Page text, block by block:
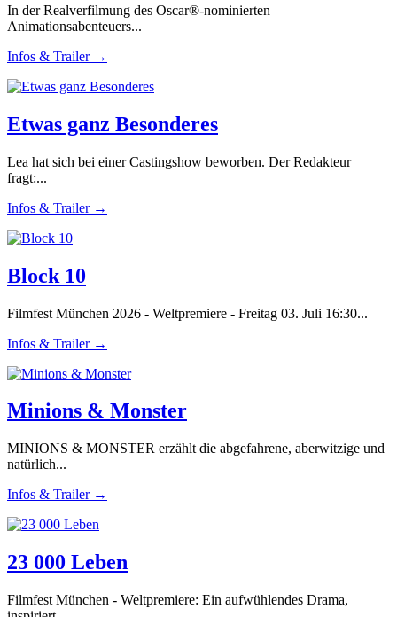
In der Realverfilmung des Oscar®-nominierten
Animationsabenteuers...
Infos & Trailer →
Etwas ganz Besonderes
Lea hat sich bei einer Castingshow beworben. Der Redakteur
fragt:...
Infos & Trailer →
Block 10
Filmfest München 2026 - Weltpremiere - Freitag 03. Juli 16:30...
Infos & Trailer →
Minions & Monster
MINIONS & MONSTER erzählt die abgefahrene, aberwitzige und
natürlich...
Infos & Trailer →
23 000 Leben
Filmfest München - Weltpremiere: Ein aufwühlendes Drama,